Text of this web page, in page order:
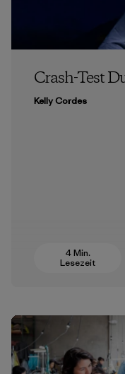
Crash-Test
Kelly Cordes
4 Min.
Lesezeit